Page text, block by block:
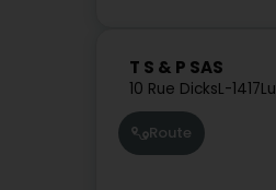
T S & P SAS
10 Rue DicksL-1417
Route